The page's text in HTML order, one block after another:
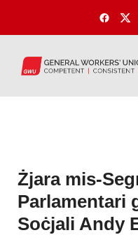
Żjara mis-
Parlamentari
Soċjali Andy